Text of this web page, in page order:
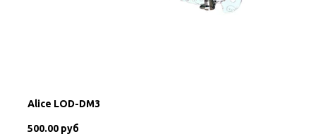
Alice LOD-DM3
500.00 руб